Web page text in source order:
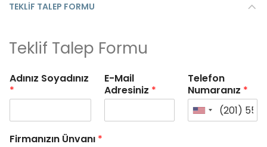
TEKLIF TALEP FORMU
Teklif Talep Formu
Adınız Soyadınız
*
E-Mail
Adresiniz *
Telefon
Numaranız *
Firmanızın Ünvanı *